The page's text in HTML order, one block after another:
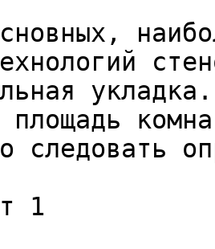
площадь
следовать
1